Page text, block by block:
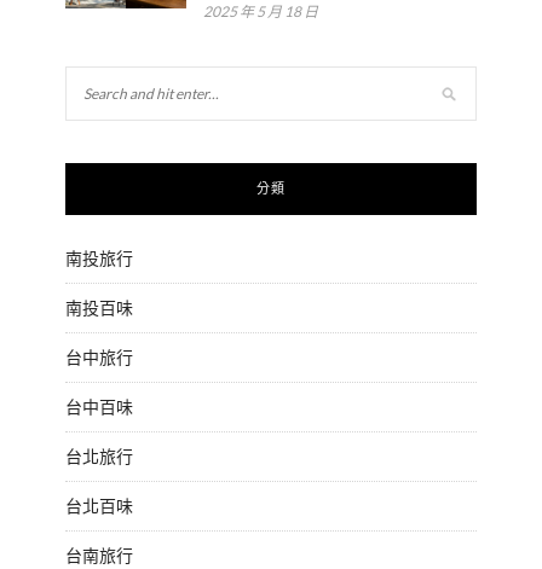
2025 年 5 月 18 日
分類
南投旅行
南投百味
台中旅行
台中百味
台北旅行
台北百味
台南旅行